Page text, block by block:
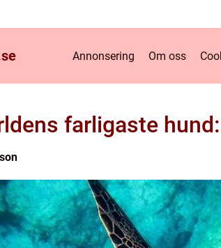
se Annonsering Om oss
farligaste